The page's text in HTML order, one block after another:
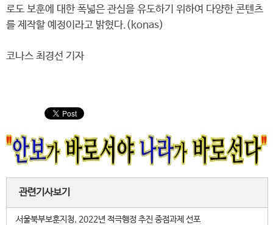
로도 보훈에 대한 폭넓은 관심을 유도하기 위하여 다양한 콘텐츠
를 제작할 예정이라고 밝혔다.(konas)
코나스 최경선 기자
관련기사보기
서울북부보훈지청, 2022년 적극행정 추진 중점과제 선포